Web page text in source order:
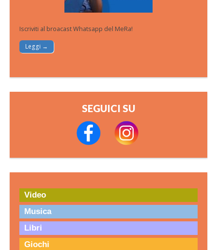
Iscriviti al broacast Whatsapp del MeRa!
Leggi →
SEGUICI SU
Video
Musica
Libri
Giochi